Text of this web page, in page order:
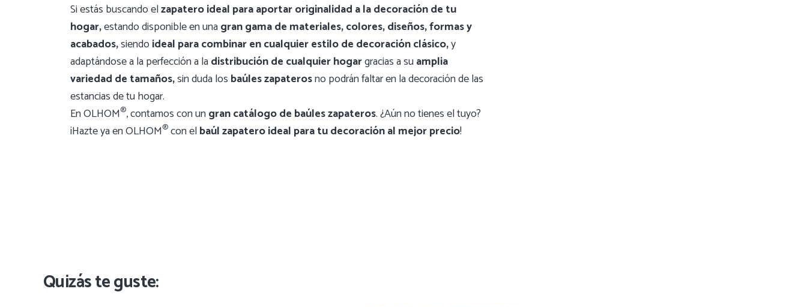
Si estás buscando elzapatero ideal para aportar originalidad a la decoración de tu
hogar,estando disponible en unagran gama de materiales, colores, diseños, formas y
acabados,siendo ideal para combinar en cualquier estilode decoración clásico,y
adaptándose a la perfección a ladistribución de cualquier hogargracias a suamplia
variedad de tamaños,sin duda los baúles zapaterosno podrán faltar en la decoración de las
estancias de tu hogar.
En OLHOM®, contamos con ungran catálogo de baúles zapateros. ¿Aún no tienes el tuyo?
¡Hazte ya en OLHOM®con elbaúl zapatero ideal para tu decoración al mejor precio!
Quizás te guste: